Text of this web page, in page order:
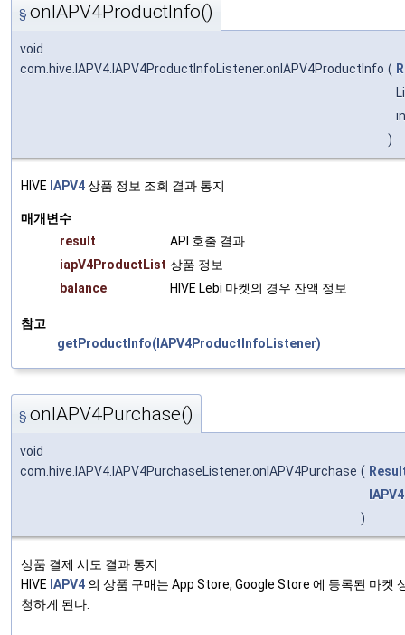
§ onIAPV4ProductInfo()
void
com.hive.IAPV4.IAPV4ProductInfoListener.onIAPV4ProductInfo (
)
HIVE IAPV4상품 정보 조회 결과 통지
매개변수
result
API 호출 결과
iapV4ProductList 상품 정보
balance
HIVE Lebi 마켓의 경우 잔액 정보
참고
getProductInfo(IAPV4ProductInfoListener)
§ onIAPV4Purchase()
void
com.hive.IAPV4.IAPV4PurchaseListener.onIAPV4Purchase (
)
상품 결제 시도 결과 통지
HIVE IAPV4 의 상품 구매는 App Store, Google Store 에 등록된 마켓
청하게 된다.